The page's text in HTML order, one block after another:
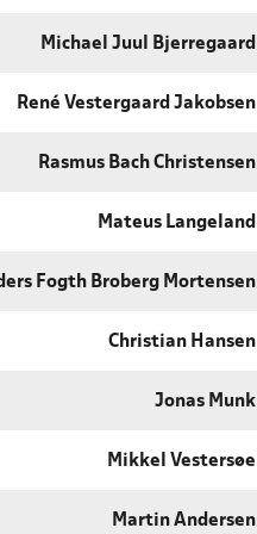
Michael Juul Bjerregaard
René Vestergaard Jakobsen
Rasmus Bach Christensen
Mateus Langeland
Fogth Broberg Mortensen
Christian Hansen
Jonas Munk
Mikkel Vestersøe
Martin Andersen